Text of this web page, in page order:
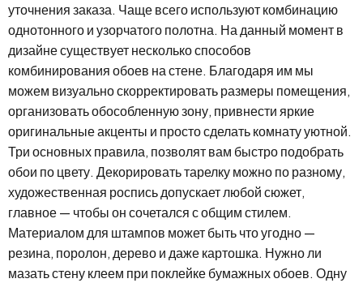
уточнения заказа. Чаще всего используют комбинацию
однотонного и узорчатого полотна. На данный момент в
дизайне существует несколько способов
комбинирования обоев на стене. Благодаря им мы
можем визуально скорректировать размеры помещения,
организовать обособленную зону, привнести яркие
оригинальные акценты и просто сделать комнату уютной.
Три основных правила, позволят вам быстро подобрать
обои по цвету. Декорировать тарелку можно по разному,
художественная роспись допускает любой сюжет,
главное — чтобы он сочетался с общим стилем.
Материалом для штампов может быть что угодно —
резина, поролон, дерево и даже картошка. Нужно ли
мазать стену клеем при поклейке бумажных обоев. Одну